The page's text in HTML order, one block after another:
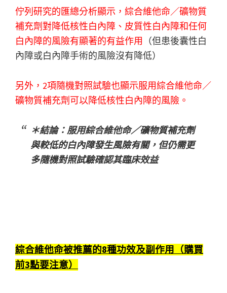
佇列研究的匯總分析顯示，綜合維他命／礦物質
補充劑對降低核性白內障、皮質性白內障和任何
白內障的風險有顯著的有益作用 （但患後囊性白
內障或白內障手術的風險沒有降低）
另外，2項隨機對照試驗也顯示服用綜合維他命／
礦物質補充劑可以降低核性白內障的風險。
＊結論：服用綜合維他命／礦物質補充劑
與較低的白內障發生風險有關，但仍需更
多隨機對照試驗確認其臨床效益
綜合維他命被推薦的8種功效及副作用（購買
前3點要注意）